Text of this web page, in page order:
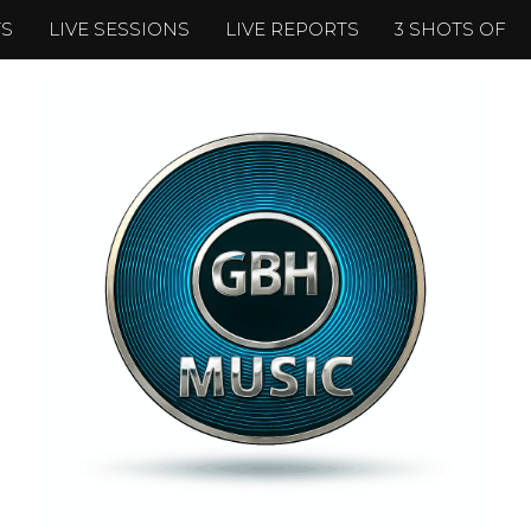
LIVE SESSIONS LIVE REPORTS 3 SHOTS OF